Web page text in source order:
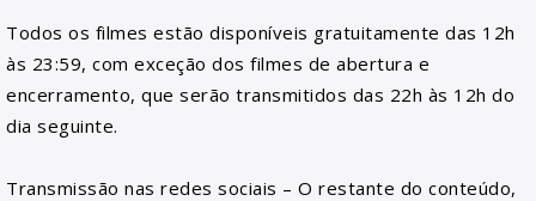
Todos os filmes estão disponíveis gratuitamente das 12h
às 23:59, com exceção dos filmes de abertura e
encerramento, que serão transmitidos das 22h às 12h do
dia seguinte.
Transmissão nas redes sociais – O restante do conteúdo,